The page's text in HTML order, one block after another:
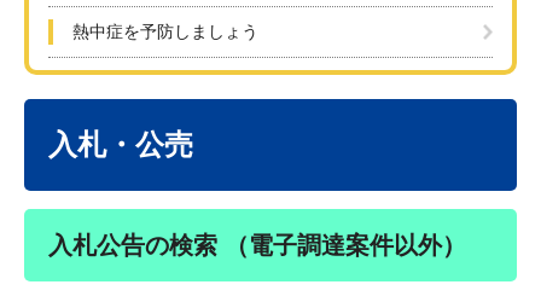
熱中症を予防しましょう
入札・公売
入札公告の検索 （電子調達案件以外）